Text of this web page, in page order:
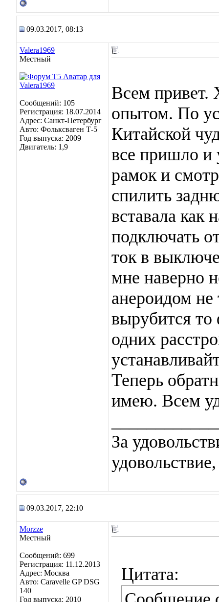
09.03.2017, 08:13
Valera1969
Местный
Сообщений: 105
Регистрация: 18.07.2014
Адрес: Санкт-Петербург
Авто: Фольксваген Т-5
Год выпуска: 2009
Двигатель: 1,9
Всем привет.
опытом. По
Китайской
все пришло и
рамок и
спилить
вставала как
подключать
ток в
мне наверно
анероидом не
вырубится то
одних
Теперь
имею. Всем
За
09.03.2017, 22:10
Morzze
Местный
Сообщений: 699
Регистрация: 11.12.2013
Адрес: Москва
Авто: Caravelle GP DSG
140
Год выпуска: 2010
Цитата: